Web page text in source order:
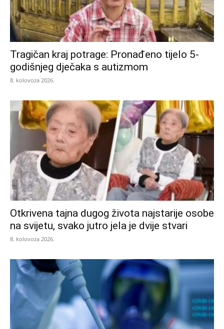
Tragičan kraj potrage: Pronađeno tijelo 5-
godišnjeg dječaka s autizmom
8. kolovoza 2026.
Otkrivena tajna dugog života najstarije osobe
na svijetu, svako jutro jela je dvije stvari
8. kolovoza 2026.